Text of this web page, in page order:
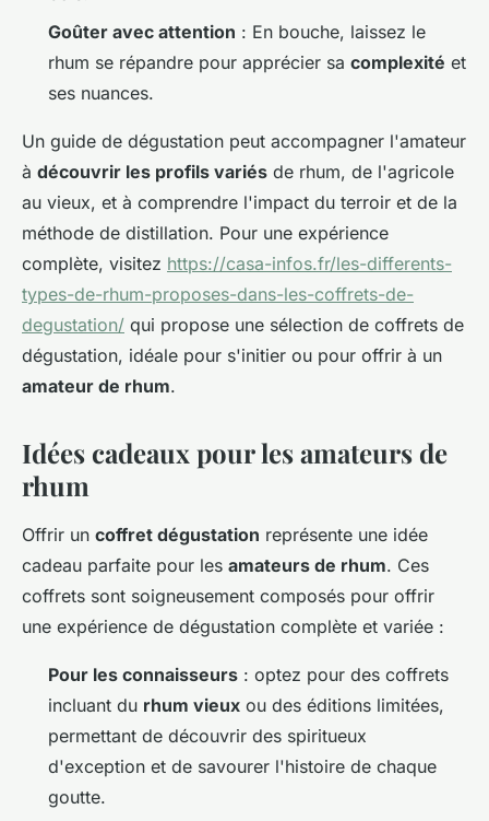
Goûter avec attention : En bouche, laissez le
rhum se répandre pour apprécier sa complexité et
ses nuances.
Un guide de dégustation peut accompagner l'amateur
à découvrir les profils variés de rhum, de l'agricole
au vieux, et à comprendre l'impact du terroir et de la
méthode de distillation. Pour une expérience
complète, visitez https://casa-infos.fr/les-differents-
types-de-rhum-proposes-dans-les-coffrets-de-
degustation/ qui propose une sélection de coffrets de
dégustation, idéale pour s'initier ou pour offrir à un
amateur de rhum.
Idées cadeaux pour les amateurs de
rhum
Offrir un coffret dégustation représente une idée
cadeau parfaite pour les amateurs de rhum. Ces
coffrets sont soigneusement composés pour offrir
une expérience de dégustation complète et variée :
Pour les connaisseurs : optez pour des coffrets
incluant du rhum vieux ou des éditions limitées,
permettant de découvrir des spiritueux
d'exception et de savourer l'histoire de chaque
goutte.